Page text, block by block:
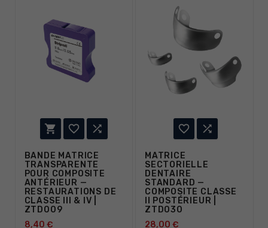
  
BANDE MATRICE
TRANSPARENTE
POUR COMPOSITE
ANTÉRIEUR —
RESTAURATIONS DE
CLASSE III & IV |
ZTD009
8,40 €
 
MATRICE
SECTORIELLE
DENTAIRE
STANDARD —
COMPOSITE CLASSE
II POSTÉRIEUR |
ZTD030
28,00 €